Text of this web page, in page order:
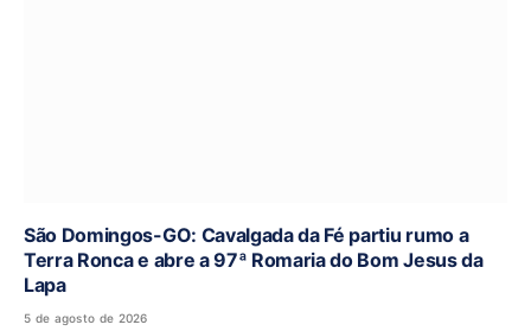
São Domingos-GO: Cavalgada da Fé partiu rumo a
Terra Ronca e abre a 97ª Romaria do Bom Jesus da
Lapa
5 de agosto de 2026